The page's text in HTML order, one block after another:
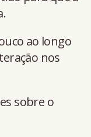
ao longo
nos
sobre o